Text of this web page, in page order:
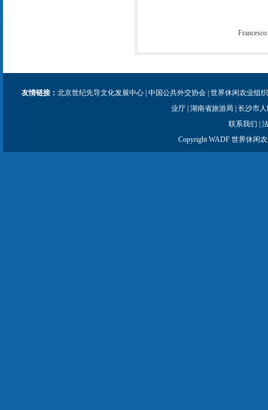
友情链接： 北京世纪先导文化发展中心 中国公共外交协会 世界休闲农业组织
业厅| 湖南省旅游局
长沙市
联系我们
Copyright WADF 世界休闲